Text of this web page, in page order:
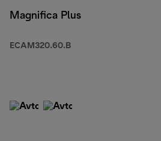
Magnifica Plus
ECAM320.60.B